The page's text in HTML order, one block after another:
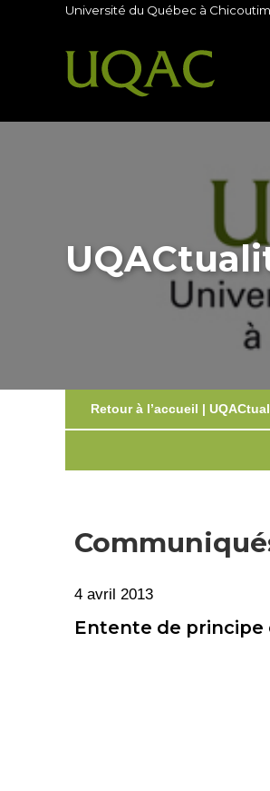
Université du Québec à
Retour à l’accueil |
4 avril 2013
Entente de principe